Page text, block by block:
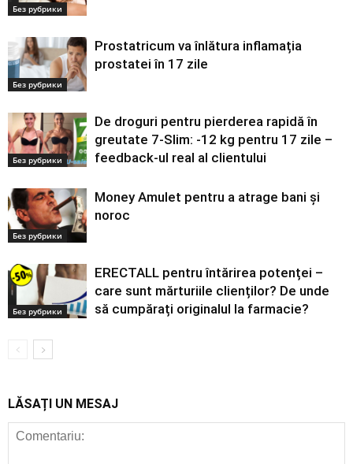
Без рубрики
Без рубрики
Prostatricum va înlătura inflamația
prostatei în 17 zile
Без рубрики
De droguri pentru pierderea rapidă în
greutate 7-Slim: -12 kg pentru 17 zile –
feedback-ul real al clientului
Без рубрики
Money Amulet pentru a atrage bani și
noroc
Без рубрики
ERECTALL pentru întărirea potenței –
care sunt mărturiile clienților? De unde
să cumpărați originalul la farmacie?
LĂSAȚI UN MESAJ